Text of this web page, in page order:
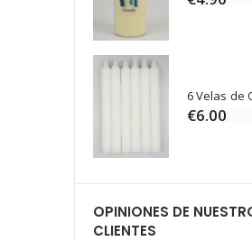
€6.00
OPINIONES DE
CLIENTES